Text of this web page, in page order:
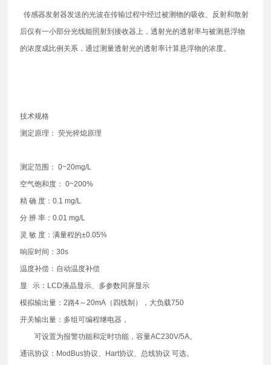
传感器发射器发送的光波在传输过程中经过被测物的吸收、反射和散射
后仅有一小部分光线能照射到接收器上，透射光的透射率与被测悬浮物
的浓度成比例关系，通过测量透射光的透射率计算悬浮物的浓度。
技术规格
测定原理： 荧光猝熄原理
测定范围： 0~20mg/L
空气饱和度： 0~200%
精 确 度：0.1 mg/L
分 辨 率：0.01 mg/L
灵 敏 度：满量程的±0.05%
响应时间：30s
温度补偿：自动温度补偿
显 示：LCD液晶显示、多参数同屏显示
模拟输出量：2路4～20mA（四线制），大负载750
开关输出量：多组可编程继电器，
可设置为报警功能和定时功能，容量AC230V/5A。
通讯协议：ModBus协议、Hart协议、总线协议 可选。